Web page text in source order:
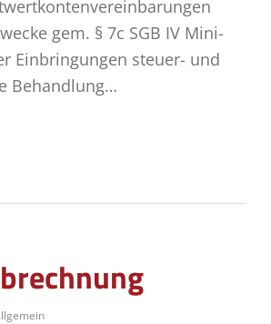
gem. § 7c SGB IV Mini-
Einbringungen steuer- und
Behandlung…